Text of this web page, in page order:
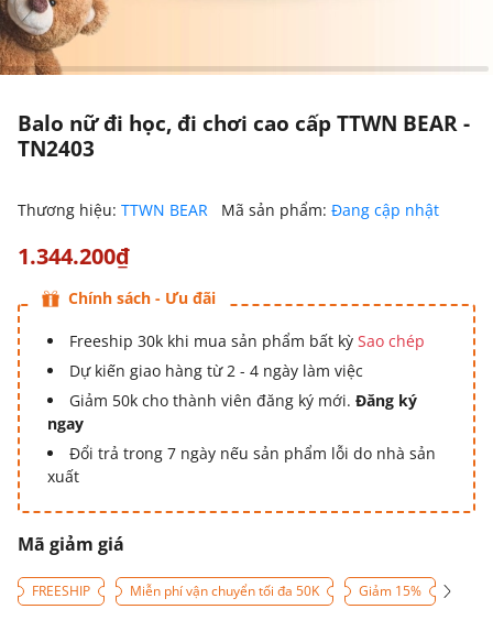
Balo nữ đi học, đi chơi cao cấp TTWN BEAR -
TN2403
Thương hiệu: TTWN BEAR Mã sản phẩm: Đang cập nhật
1.344.200₫
Chính sách - Ưu đãi
Freeship 30k khi mua sản phẩm bất kỳ Sao chép
Dự kiến giao hàng từ 2 - 4 ngày làm việc
Giảm 50k cho thành viên đăng ký mới. Đăng ký
ngay
Đổi trả trong 7 ngày nếu sản phẩm lỗi do nhà sản
xuất
Mã giảm giá
FREESHIP Miễn phí vận chuyển tối đa 50K Giảm 15%